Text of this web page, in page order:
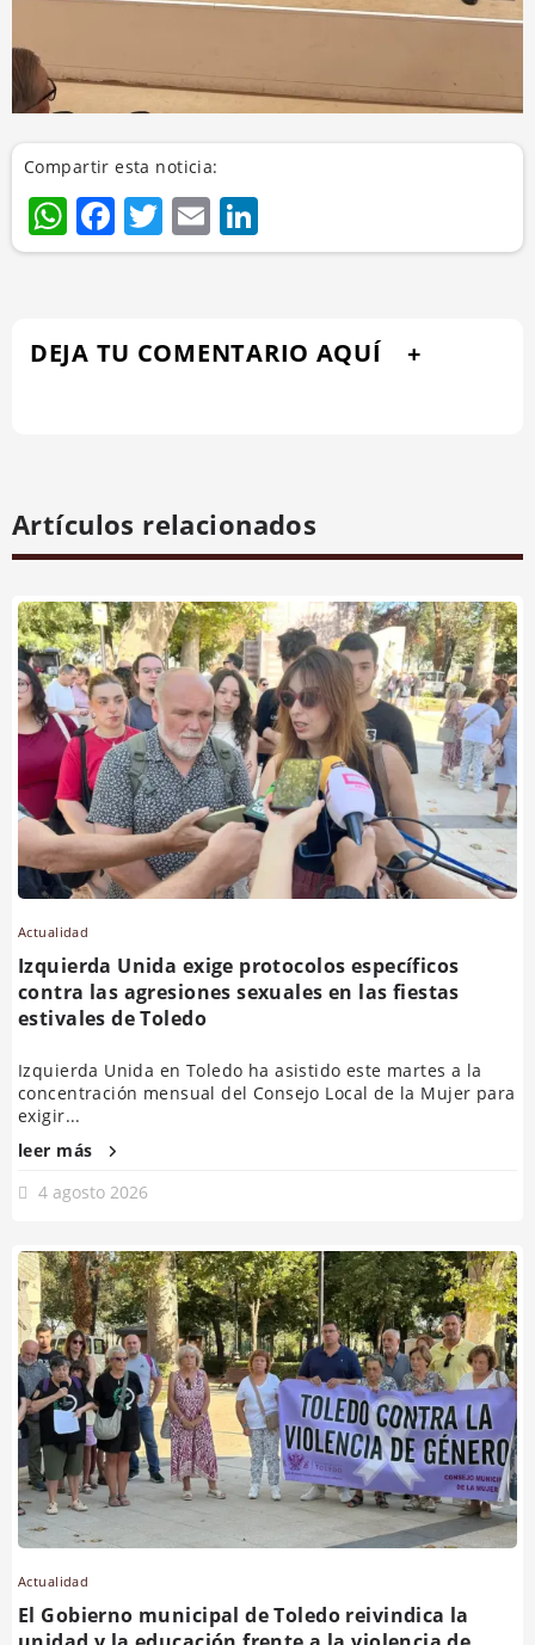
Compartir esta noticia:
WhatsApp
Facebook
Twitter
Email
DEJA TU COMENTARIO AQUÍ
Artículos relacionados
Actualidad
Izquierda Unida exige protocolos específicos
contra las agresiones sexuales en las fiestas
estivales de Toledo
Izquierda Unida en Toledo ha asistido este martes a la
concentración mensual del Consejo Local de la Mujer para
exigir...
leer más
4 agosto 2026
Actualidad
El Gobierno municipal de Toledo reivindica la